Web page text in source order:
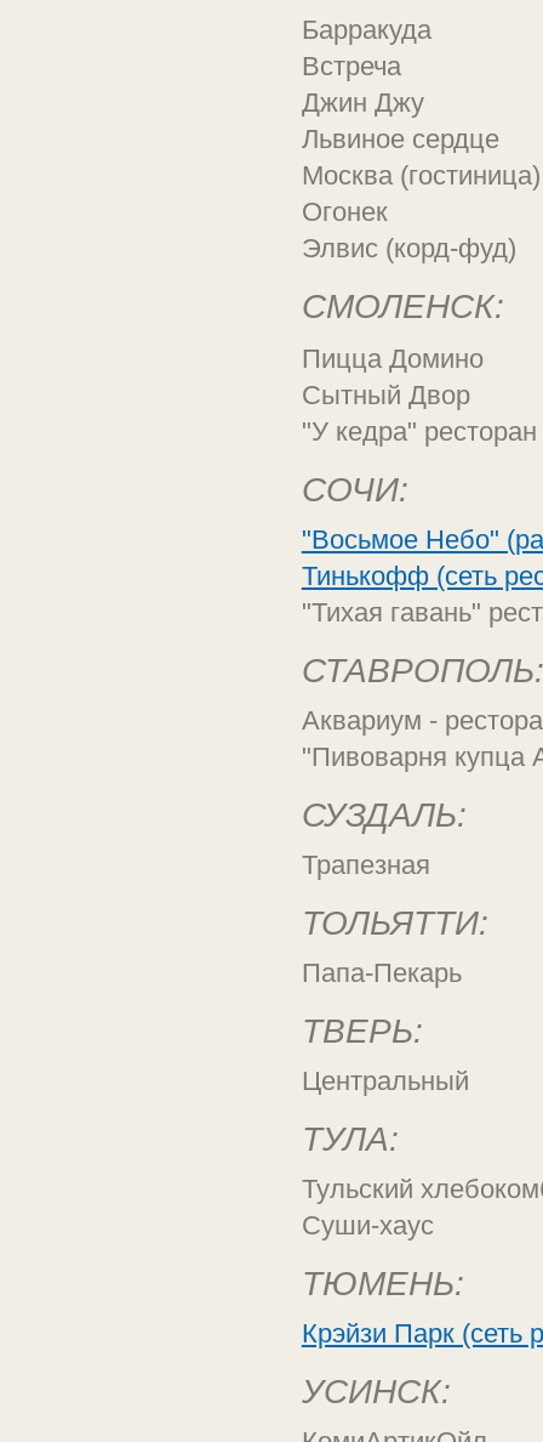
Барракуда
Встреча
Джин Джу
Львиное сердце
Москва (гостиница)
Огонек
Элвис (корд-фуд)
СМОЛЕНСК:
Пицца Домино
Сытный Двор
"У кедра" ресторан
СОЧИ:
"Восьмое Небо"
Тинькофф (сеть
"Тихая гавань"
СТАВРОПОЛЬ:
Аквариум -
"Пивоварня купца
СУЗДАЛЬ:
Трапезная
ТОЛЬЯТТИ:
Папа-Пекарь
ТВЕРЬ:
Центральный
ТУЛА:
Тульский
Суши-хаус
ТЮМЕНЬ:
Крэйзи Парк (сеть
УСИНСК: